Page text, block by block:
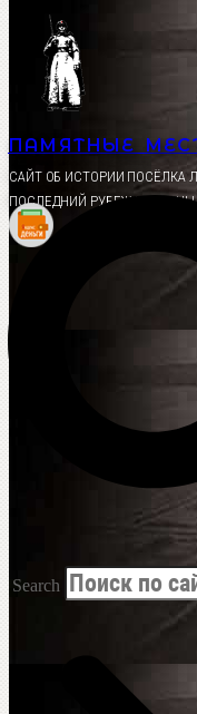
Перейти
содержимому
ПАМЯТНЫЕ
CАЙТ ОБ ИСТОРИИ ПОСЁЛКА
ПОСЛЕДНИЙ РУБЕЖ
Search